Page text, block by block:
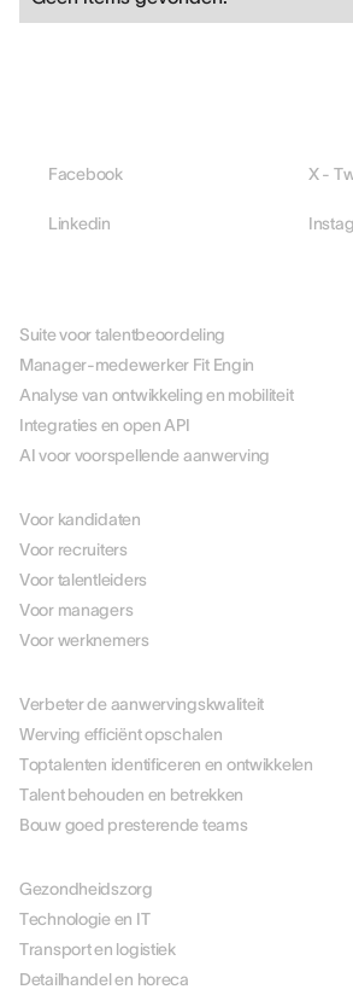
Facebook X -
Linkedin
Suite voor talentbeoordeling
Manager-medewerker Fit Engin
Analyse van ontwikkeling en mobiliteit
Integraties en open API
AI voor voorspellende aanwerving
Voor kandidaten
Voor recruiters
Voor talentleiders
Voor managers
Voor werknemers
Verbeter de aanwervingskwaliteit
Werving efficiënt opschalen
Toptalenten identificeren en ontwikkelen
Talent behouden en betrekken
Bouw goed presterende teams
Gezondheidszorg
Technologie en IT
Transport en logistiek
Detailhandel en horeca